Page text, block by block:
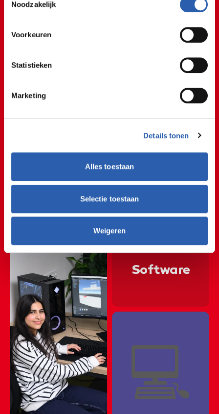
We werken samen met
die uw gegevens
Noodzakelijk
Voorkeuren
Statistieken
Marketing
Details tonen
Alles toestaan
Selectie toestaan
Weigeren
Er komen veel verschillende
tablet of iPad.
Werken in de ICT iets voor jou? 👨🏻‍💻🔥 Juriaan laat
#computer#reparatie#leren#internship#student
#ditismbo#studentlife
#fypシ#voorjou#viral#tiktokviral
♬ origineel geluid - rocvantwente
🖱🖥🖱🖥🖱🖥🖱🖥🖱🖥🖱🖥
🖱🖥🖱🖥🖱🖥🖱🖥🖱🖥🖱🖥
🖱🖥🖱🖥🖱🖥🖱🖥🖱🖥🖱🖥
🖱🖥🖱🖥🖱🖥🖱🖥🖱🖥🖱🖥
🖱🖥🖱🖥🖱🖥🖱🖥🖱🖥🖱🖥
Software
💻